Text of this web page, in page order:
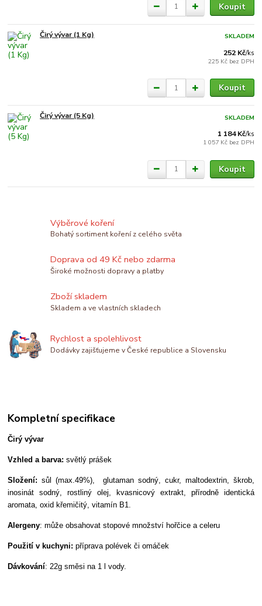
Koupit
Čirý vývar (1 Kg)
252 Kč/ks
225 Kč bez DPH
SKLADEM
Koupit
Čirý vývar (5 Kg)
1 184 Kč/ks
1 057 Kč bez DPH
SKLADEM
Koupit
Výběrové koření
Bohatý sortiment koření z celého světa
Doprava od 49 Kč nebo zdarma
Široké možnosti dopravy a platby
Zboží skladem
Skladem a ve vlastních skladech
Rychlost a spolehlivost
Dodávky zajišťujeme v České republice a Slovensku
Kompletní specifikace
Čirý vývar
Vzhled a barva:světlý prášek
Složení:sůl (max.49%), glutaman sodný, cukr, maltodextrin, škrob,
inosinát sodný, rostliný olej, kvasnicový extrakt, přírodně identická
aromata, oxid křemičitý, vitamín B1.
Alergeny: může obsahovat stopové množství hořčice a celeru
Použití v kuchyni: příprava polévek či omáček
Dávkování: 22g směsi na 1 l vody.